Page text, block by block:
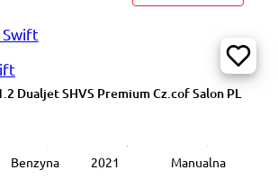
Dualjet SHVS Premium Cz.cof Salon PL
Benzyna 2021 Manualna